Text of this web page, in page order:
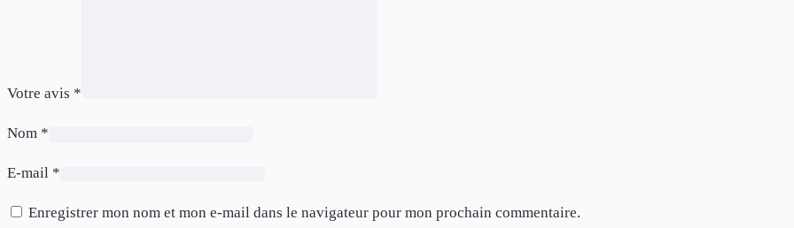
Votre avis *
Nom *
E-mail *
Enregistrer mon nom et mon e-mail dans le navigateur pour mon prochain commentaire.